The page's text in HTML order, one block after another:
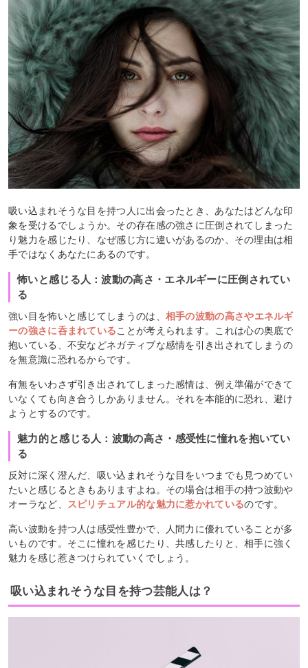
吸い込まれそうな目を持つ人に出会ったとき、あなたはどんな印
象を受けるでしょうか。その存在感の強さに圧倒されてしまった
り魅力を感じたり、なぜ感じ方に違いがあるのか、その理由は相
手ではなくあなたにあるのです。
怖いと感じる人：波動の高さ・エネルギーに圧倒されてい
る
強い目を怖いと感じてしまうのは、 相手の波動の高さやエネルギ
ーの強さに呑まれていることが考えられます。これは心の奥底で
抱いている、不安などネガティブな感情を引き出されてしまうの
を無意識に恐れるからです。
有無をいわさず引き出されてしまった感情は、例え準備ができて
いなくても向き合うしかありません。それを本能的に恐れ、避け
ようとするのです。
魅力的と感じる人：波動の高さ・感受性に憧れを抱いてい
る
反対に深く澄んだ、吸い込まれそうな目をいつまでも見つめてい
たいと感じるときもありますよね。その場合は相手の持つ波動や
オーラなど、
スピリチュアル的な魅力に惹かれているのです。
高い波動を持つ人は感受性豊かで、人間力に優れていることが多
いものです。そこに憧れを感じたり、共感したりと、相手に強く
魅力を感じ惹きつけられていくでしょう。
吸い込まれそうな目を持つ芸能人は？